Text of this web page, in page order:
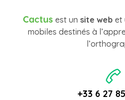
Cactus est un site web et
mobiles destinés à
+33 6 27